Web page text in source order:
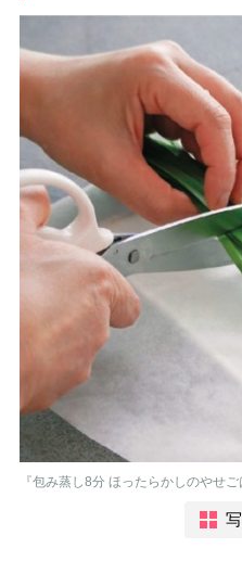
『包み蒸し8分 ほったらかしのやせご